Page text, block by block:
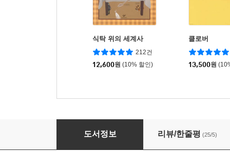
식탁 위의 세계사
212건
12,600원 (10% 할인)
클로버
13,500원
좋아하는 것을 발견하는 법
도서정보 리뷰/한줄평 (25/5)